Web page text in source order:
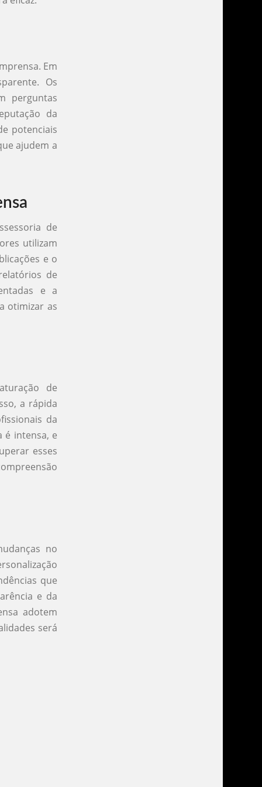
Em
Os
perguntas
da
potenciais
ajudem a
de
utilizam
e o
de
e a
otimizar as
de
a rápida
da
é intensa, e
esses
no
que
e da
adotem
será